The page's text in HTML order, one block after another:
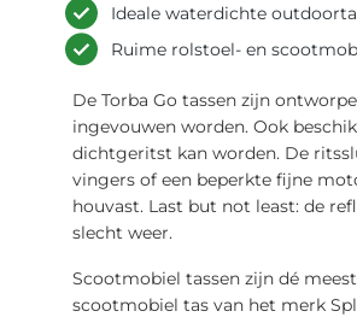
Ideale waterdichte
Ruime rolstoel- en
De Torba Go tassen zijn
ingevouwen worden. Ook
dichtgeritst kan worden. De
vingers of een beperkte fijne
houvast. Last but not least: de
slecht weer.
Scootmobiel tassen zijn dé
scootmobiel tas van het merk